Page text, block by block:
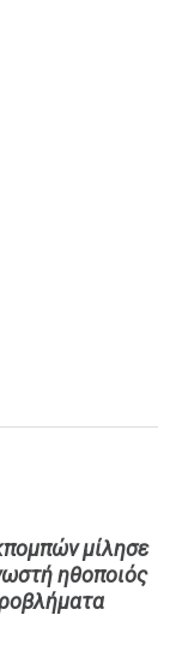
μίλησε
ηθοποιός